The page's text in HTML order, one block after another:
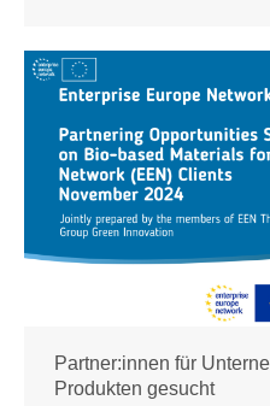
Partner:innen für
Produkten gesucht